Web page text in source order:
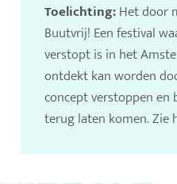
Toelichting:Het door
Buutvrij! Een festival
verstopt is in het
ontdekt kan worden
concept verstoppen en
terug laten komen. Zie